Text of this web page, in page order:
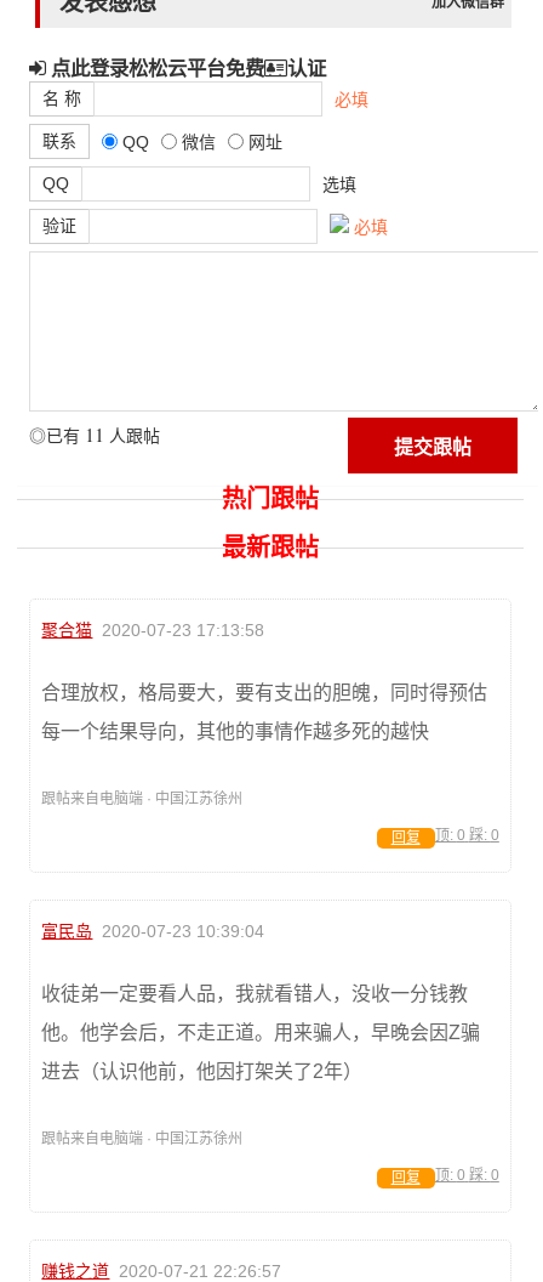
点此登录松松云平台免费 认证
名 称 必填
联系 QQ 微信 网址
QQ 选填
验证 必填
◎已有 11 人跟帖
热门跟帖
最新跟帖
聚合猫 2020-07-23 17:13:58
合理放权，格局要大，要有支出的胆魄，同时得预估
每一个结果导向，其他的事情作越多死的越快
跟帖来自电脑端 · 中国江苏徐州
顶: 0 踩: 0
回复
富民岛 2020-07-23 10:39:04
收徒弟一定要看人品，我就看错人，没收一分钱教
他。他学会后，不走正道。用来骗人，早晚会因Z骗
进去（认识他前，他因打架关了2年）
跟帖来自电脑端 · 中国江苏徐州
顶: 0 踩: 0
回复
赚钱之道 2020-07-21 22:26:57